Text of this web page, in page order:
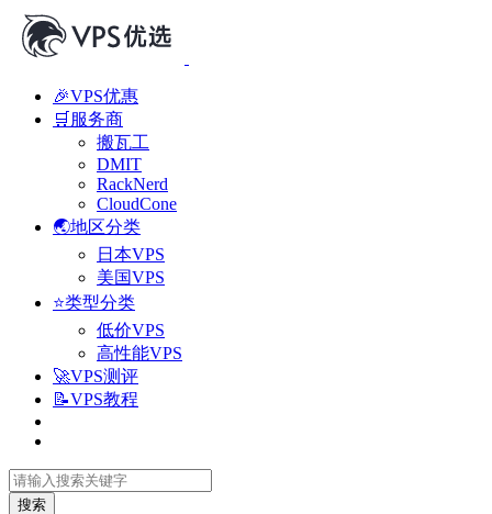
🎉VPS优惠
🛒服务商
搬瓦工
DMIT
RackNerd
CloudCone
🌏地区分类
日本VPS
美国VPS
⭐类型分类
低价VPS
高性能VPS
🚀VPS测评
📝VPS教程
搜索